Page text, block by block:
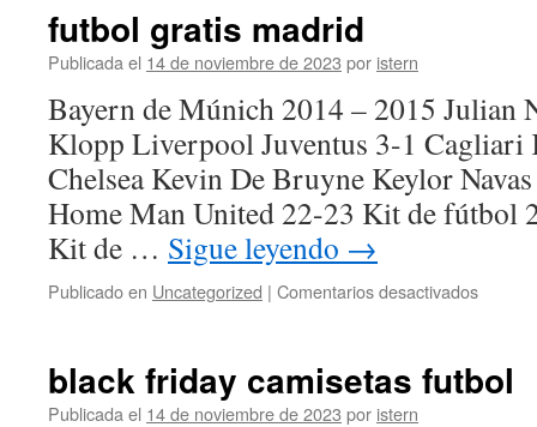
futbol gratis madrid
Publicada el 14 de noviembre de 2023 por istern
Bayern de Múnich 2014 – 2015 Julian
Klopp Liverpool Juventus 3-1 Cagliari
Chelsea Kevin De Bruyne Keylor
Home Man United 22-23 Kit de fútbol
Kit de … Sigue leyendo →
Publicado en Uncategorized | Comentarios desactivadosen
black friday camisetas futbol
Publicada el 14 de noviembre de 2023 por istern